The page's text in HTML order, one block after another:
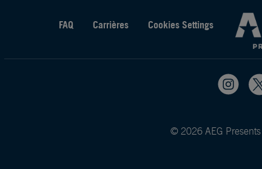
FAQ Carrières Cookies Settings
© 2026 AEG Presents